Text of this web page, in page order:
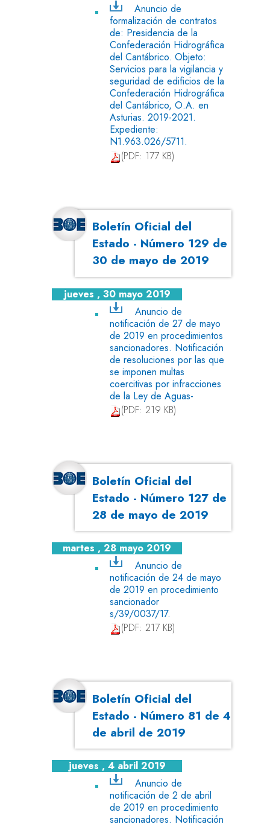
Anuncio de
formalización de contratos
de: Presidencia de la
Confederación Hidrográfica
del Cantábrico. Objeto:
Servicios para la vigilancia y
seguridad de edificios de la
Confederación Hidrográfica
del Cantábrico, O.A. en
Asturias. 2019-2021.
Expediente:
N1.963.026/5711.
(PDF: 177 KB)
Boletín Oficial del
Estado - Número 129 de
30 de mayo de 2019
jueves , 30 mayo 2019
Anuncio de
notificación de 27 de mayo
de 2019 en procedimientos
sancionadores. Notificación
de resoluciones por las que
se imponen multas
coercitivas por infracciones
de la Ley de Aguas-
(PDF: 219 KB)
Boletín Oficial del
Estado - Número 127 de
28 de mayo de 2019
martes , 28 mayo 2019
Anuncio de
notificación de 24 de mayo
de 2019 en procedimiento
sancionador
s/39/0037/17.
(PDF: 217 KB)
Boletín Oficial del
Estado - Número 81 de 4
de abril de 2019
jueves , 4 abril 2019
Anuncio de
notificación de 2 de abril
de 2019 en procedimiento
sancionadores. Notificación